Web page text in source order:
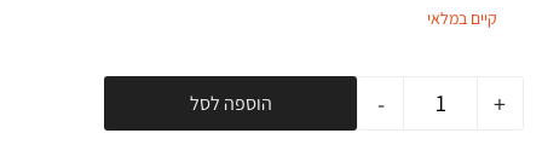
קיים במלאי
- + הוספה לסל